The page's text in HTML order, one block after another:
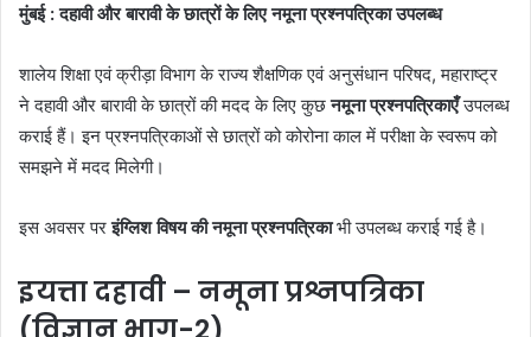
मुंबई : दहावी और बारावी के छात्रों के लिए नमूना प्रश्नपत्रिका उपलब्ध
शालेय शिक्षा एवं क्रीड़ा विभाग के राज्य शैक्षणिक एवं अनुसंधान परिषद, महाराष्ट्र
ने दहावी और बारावी के छात्रों की मदद के लिए कुछनमूना प्रश्नपत्रिकाएँउपलब्ध
कराई हैं। इन प्रश्नपत्रिकाओं से छात्रों को कोरोना काल में परीक्षा के स्वरूप को
समझने में मदद मिलेगी।
इस अवसर परइंग्लिश विषय की नमूना प्रश्नपत्रिकाभी उपलब्ध कराई गई है।
इयत्ता दहावी – नमूना प्रश्नपत्रिका